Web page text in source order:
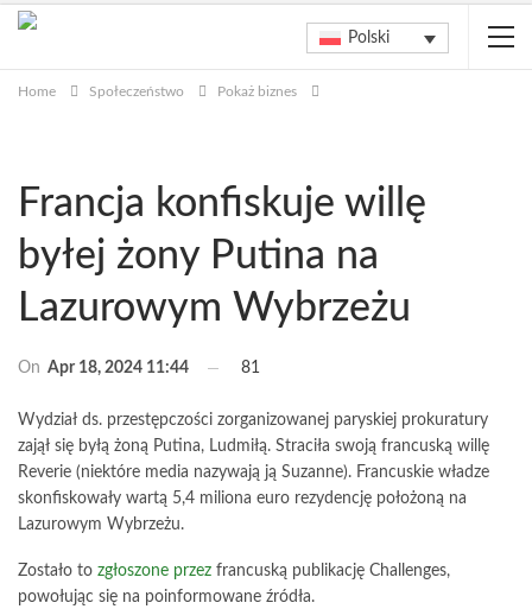
Polski
Home Społeczeństwo Pokaż biznes
Francja konfiskuje willę
byłej żony Putina na
Lazurowym Wybrzeżu
On Apr 18, 2024 11:44 81
Wydział ds. przestępczości zorganizowanej paryskiej prokuratury
zajął się byłą żoną Putina, Ludmiłą. Straciła swoją francuską willę
Reverie (niektóre media nazywają ją Suzanne). Francuskie władze
skonfiskowały wartą 5,4 miliona euro rezydencję położoną na
Lazurowym Wybrzeżu.
Zostało to zgłoszone przez francuską publikację Challenges,
powołując się na poinformowane źródła.